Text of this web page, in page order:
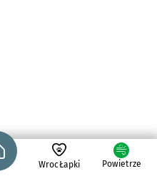
Strona główna - wroclaw.pl
WrocŁapki Powietrze